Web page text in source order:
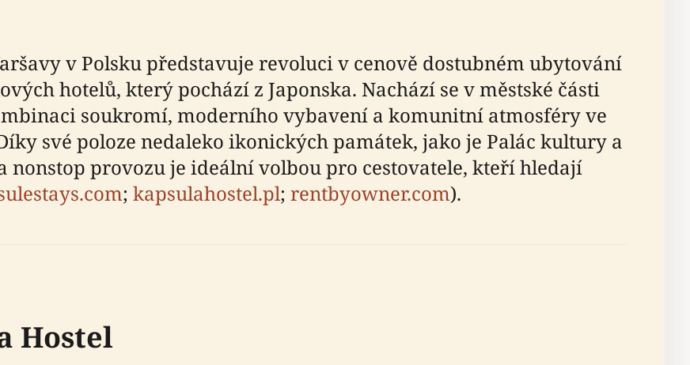
v Polsku představuje revoluci v cenově dostubném ubytování
hotelů, který pochází z Japonska. Nachází se v městské části
soukromí, moderního vybavení a komunitní atmosféry ve
své poloze nedaleko ikonických památek, jako je Palác kultury a
nonstop provozu je ideální volbou pro cestovatele, kteří hledají
; kapsulahostel.pl; rentbyowner.com).
Hostel